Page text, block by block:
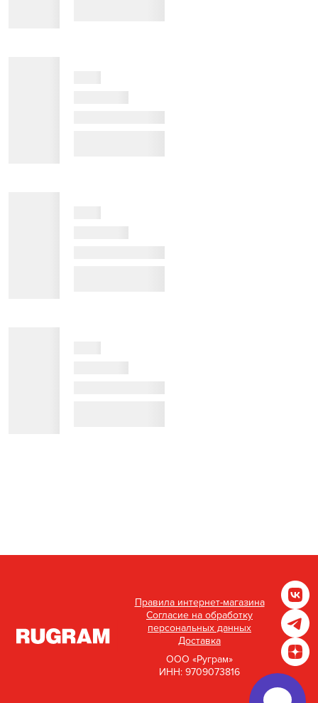
Правила интернет-магазина
Согласие на обработку
персональных данных
Доставка
ООО «Руграм»
ИНН: 9709073816